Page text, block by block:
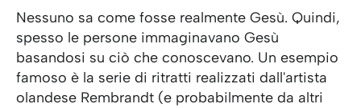
Nessuno sa come fosse realmente Gesù. Quindi,
spesso le persone immaginavano Gesù
basandosi su ciò che conoscevano. Un esempio
famoso è la serie di ritratti realizzati dall'artista
olandese Rembrandt (e probabilmente da altri